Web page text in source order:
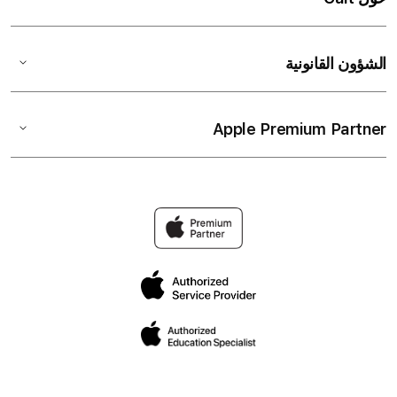
الشؤون القانونية
Apple Premium Partner